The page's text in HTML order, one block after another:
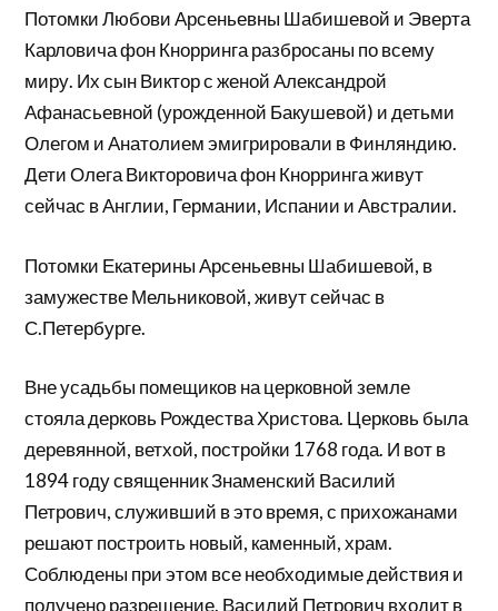
Потомки Любови Арсеньевны Шабишевой и Эверта
Карловича фон Кнорринга разбросаны по всему
миру. Их сын Виктор с женой Александрой
Афанасьевной (урожденной Бакушевой) и детьми
Олегом и Анатолием эмигрировали в Финляндию.
Дети Олега Викторовича фон Кнорринга живут
сейчас в Англии, Германии, Испании и Австралии.
Потомки Екатерины Арсеньевны Шабишевой, в
замужестве Мельниковой, живут сейчас в
С.Петербурге.
Вне усадьбы помещиков на церковной земле
стояла дерковь Рождества Христова. Церковь была
деревянной, ветхой, постройки 1768 года. И вот в
1894 году священник Знаменский Василий
Петрович, служивший в это время, с прихожанами
решают построить новый, каменный, храм.
Соблюдены при этом все необходимые действия и
получено разрешение. Василий Петрович входит в